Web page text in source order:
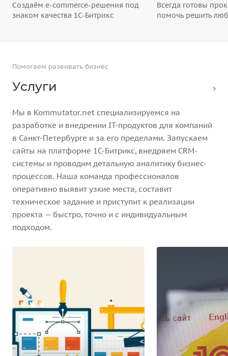
Создаём e-commerce-решения под
знаком качества 1С-Битрикс
Всегда готовы
помочь решить
Помогаем развивать бизнес
Услуги
Мы в Kommutator.net специализируемся на
разработке и внедрении IT-продуктов для компаний
в Санкт-Петербурге и за его пределами. Запускаем
сайты на платформе 1С-Битрикс, внедряем CRM-
системы и проводим детальную аналитику бизнес-
процессов. Наша команда профессионалов
оперативно выявит узкие места, составит
техническое задание и приступит к реализации
проекта — быстро, точно и с индивидуальным
подходом.